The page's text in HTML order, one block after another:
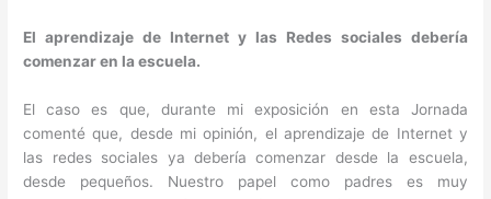
El aprendizaje de Internet y las Redes sociales debería
comenzar en la escuela.
El caso es que, durante mi exposición en esta Jornada
comenté que, desde mi opinión, el aprendizaje de Internet y
las redes sociales ya debería comenzar desde la escuela,
desde pequeños. Nuestro papel como padres es muy